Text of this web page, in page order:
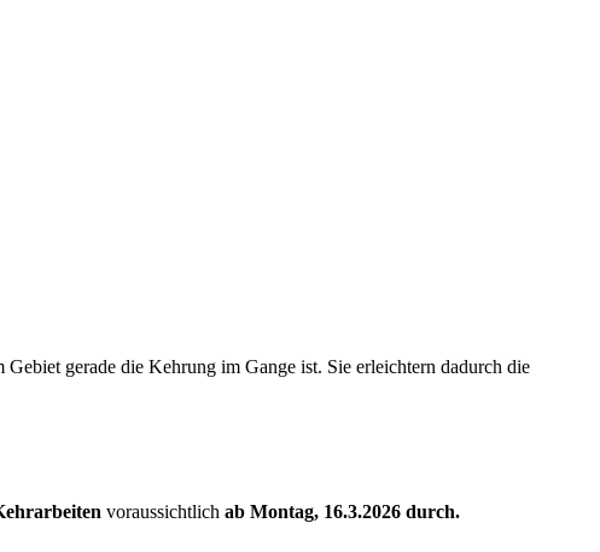
gerade die Kehrung im Gange ist. Sie erleichtern dadurch die
voraussichtlich ab Montag, 16.3.2026 durch.